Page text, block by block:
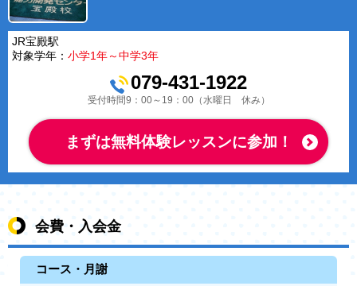
JR宝殿駅
対象学年： 小学1年～中学3年
079-431-1922
受付時間9：00～19：00（水曜日 休み）
まずは無料体験レッスンに参加！
会費・入会金
コース・月謝